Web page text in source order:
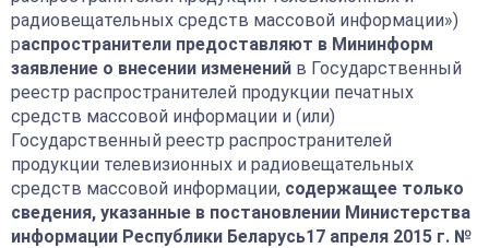
радиовещательных средств массовой информации»)
распространители предоставляют в Мининформ
заявление о внесении изменений в Государственный
реестр распространителей продукции печатных
средств массовой информации и (или)
Государственный реестр распространителей
продукции телевизионных и радиовещательных
средств массовой информации, содержащее только
сведения, указанные в постановлении Министерства
информации Республики Беларусь17 апреля 2015 г. №